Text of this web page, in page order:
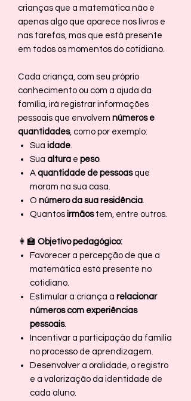
crianças que a matemática não é
apenas algo que aparece nos livros e
nas tarefas, mas que está presente
em todos os momentos do cotidiano.
Cada criança, com seu próprio
conhecimento ou com a ajuda da
família, irá registrar informações
pessoais que envolvem números e
quantidades, como por exemplo:
Sua idade
Sua altura e peso.
A quantidade de pessoasque
moram na sua casa.
O número da sua residência
Quantos irmãostem, entre outros.
👩‍🏫 Objetivo pedagógico:
Favorecer a percepção de que a
matemática está presente no
cotidiano.
Estimular a criança a relacionar
números com experiências
pessoais.
Incentivar a participação da família
no processo de aprendizagem.
Desenvolver a oralidade, o registro
e a valorização da identidade de
cada aluno.